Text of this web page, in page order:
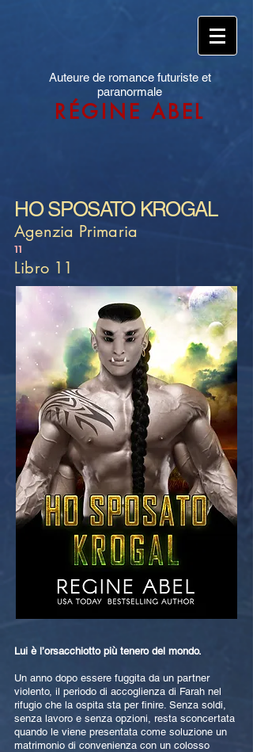
Auteure de romance futuriste et
paranormale
RÉGINE ABEL
HO SPOSATO KROGAL
Agenzia Primaria
11
Libro 11
Lui è l’orsacchiotto più tenero del mondo.
Un anno dopo essere fuggita da un partner
violento, il periodo di accoglienza di Farah nel
rifugio che la ospita sta per finire. Senza soldi,
senza lavoro e senza opzioni, resta sconcertata
quando le viene presentata come soluzione un
matrimonio di convenienza con un colosso